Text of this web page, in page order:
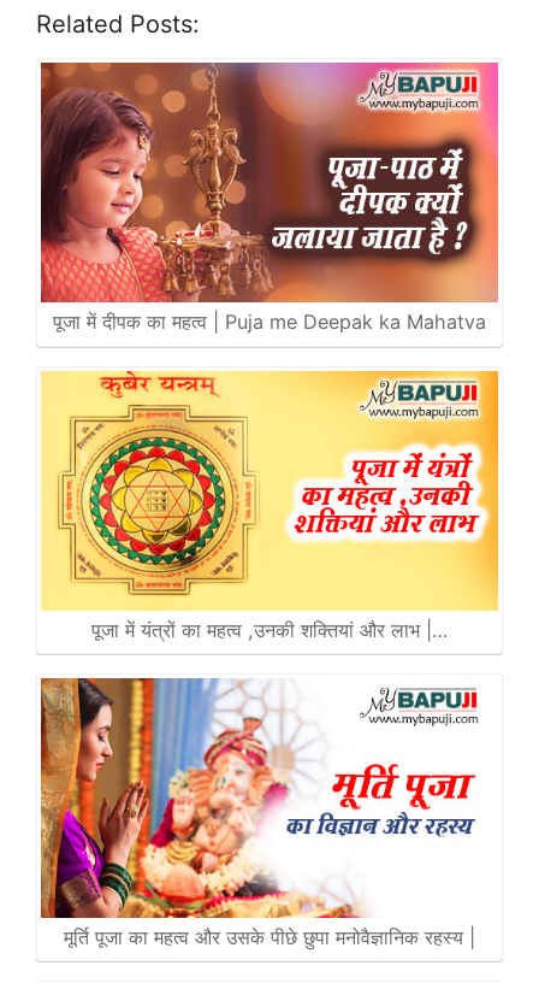
Related Posts:
पूजा में दीपक का महत्व | Puja me Deepak ka Mahatva
पूजा में यंत्रों का महत्व ,उनकी शक्तियां और लाभ |…
मूर्ति पूजा का महत्व और उसके पीछे छुपा मनोवैज्ञानिक रहस्य |